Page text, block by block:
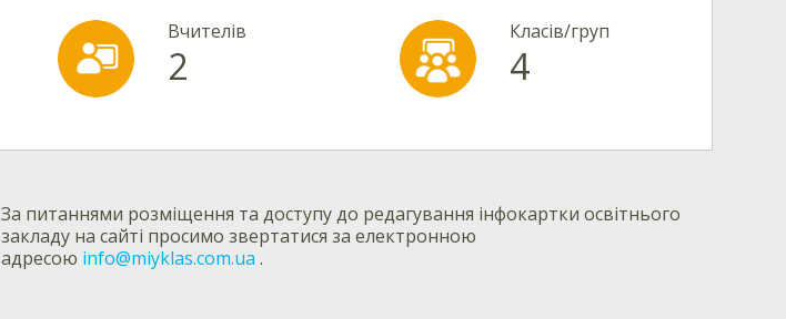
Вчителів
2
Класів/груп
4
За питаннями розміщення та доступу до редагування інфокартки освітнього
закладу на сайті просимо звертатися за електронною
адресою info@miyklas.com.ua .